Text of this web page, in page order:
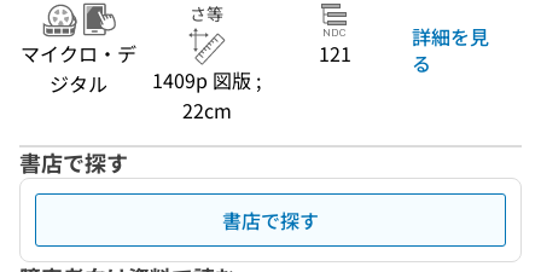
マイクロ・デ
ジタル
さ等
1409p 図版 ;
22cm
121
詳細を見
る
書店で探す
書店で探す